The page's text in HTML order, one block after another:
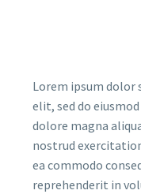
Lorem ipsum dolor
elit, sed do
dolore magna
nostrud
ea commodo
reprehenderit in